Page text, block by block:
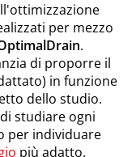
per mezzo
.
di proporre il
in funzione
dello studio.
studiare ogni
per individuare
più adatto.